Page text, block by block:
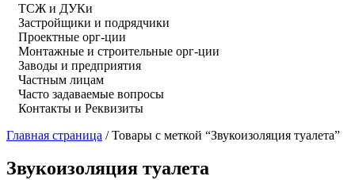
ТСЖ и ДУКи
Застройщики и подрядчики
Проектные орг-ции
Монтажные и строительные орг-ции
Заводы и предприятия
Частным лицам
Часто задаваемые вопросы
Контакты и Реквизиты
Главная страница /Товары с меткой “Звукоизоляция туалета”
Звукоизоляция туалета